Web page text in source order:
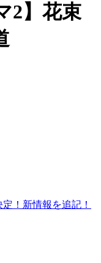
2】花束
！新情報を追記！